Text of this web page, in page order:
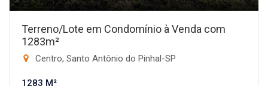
Terreno/Lote em Condomínio à Venda com
1283m²
Centro, Santo Antônio do Pinhal-SP
1283 M²